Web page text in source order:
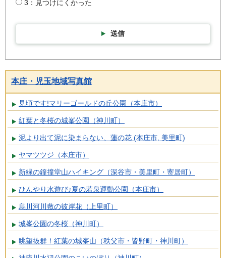
3：見つけにくかった
送信
本庄・児玉地域写真館
見頃です!マリーゴールドの丘公園（本庄市）
紅葉と冬桜の城峯公園（神川町）
泥より出て泥に染まらない、蓮の花 (本庄市, 美里町)
ヤマツツジ（本庄市）
新緑の鐘撞堂山ハイキング（深谷市・美里町・寄居町）
ひんやり水遊び♪夏の若泉運動公園（本庄市）
烏川河川敷の彼岸花（上里町）
城峯公園の冬桜（神川町）
眺望抜群！紅葉の城峯山（秩父市・皆野町・神川町）